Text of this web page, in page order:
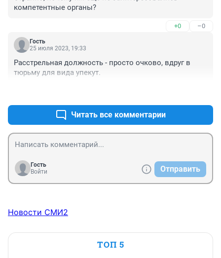
компетентные органы?
+0 –0
Гость
25 июля 2023, 19:33
Расстрельная должность - просто очково, вдруг в
тюрьму для вида упекут.
Читать все комментарии
Гость
Войти
Отправить
Новости СМИ2
ТОП 5